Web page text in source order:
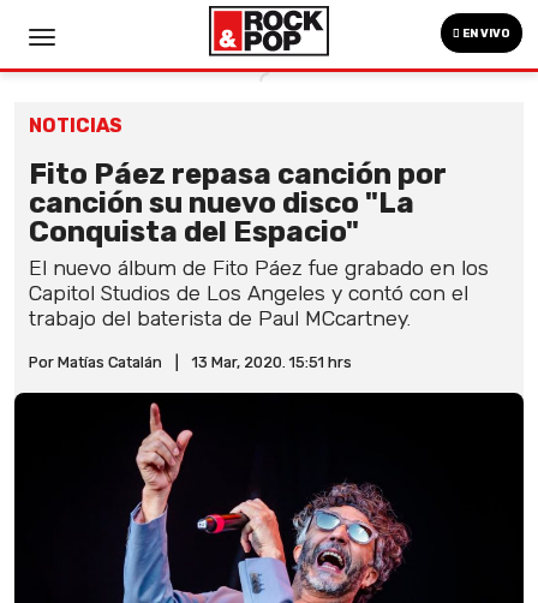
EN VIVO
NOTICIAS
Fito Páez repasa canción por
canción su nuevo disco "La
Conquista del Espacio"
El nuevo álbum de Fito Páez fue grabado en los
Capitol Studios de Los Angeles y contó con el
trabajo del baterista de Paul MCcartney.
Por Matías Catalán 13 Mar, 2020. 15:51 hrs